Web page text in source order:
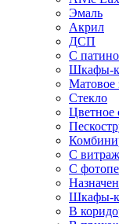
Эмаль
Акрил
ДСП
С
Шкафы-
Матовое
Стекло
Цветное
С
С
Шкафы-
В